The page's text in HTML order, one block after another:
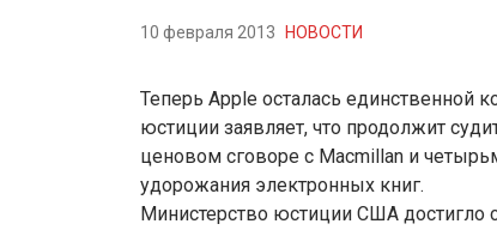
10 февраля 2013 НОВОСТИ
Теперь Apple осталась единственной
юстиции заявляет, что продолжит
ценовом сговоре с Macmillan и
удорожания электронных книг.
Министерство юстиции США достигло